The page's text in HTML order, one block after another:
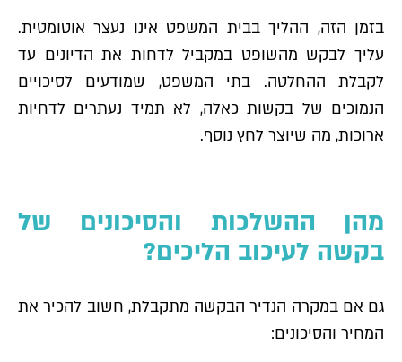
בזמן הזה, ההליך בבית המשפט אינו נעצר אוטומטית.
עליך לבקש מהשופט במקביל לדחות את הדיונים עד
לקבלת ההחלטה. בתי המשפט, שמודעים לסיכויים
הנמוכים של בקשות כאלה, לא תמיד נעתרים לדחיות
ארוכות, מה שיוצר לחץ נוסף.
מהן ההשלכות והסיכונים של
בקשה לעיכוב הליכים?
גם אם במקרה הנדיר הבקשה מתקבלת, חשוב להכיר את
המחיר והסיכונים: